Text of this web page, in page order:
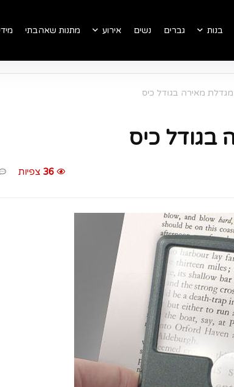
בנות גברים נשים אירוע מתנות שאהבתי
מגדלת מאירה בגודל כיס
בגודל כיס
36 צפיות